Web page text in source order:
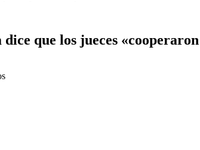
que los jueces